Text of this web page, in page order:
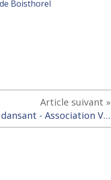
Article suivant »
Thé dansant - Association Vedette de Boisthorel